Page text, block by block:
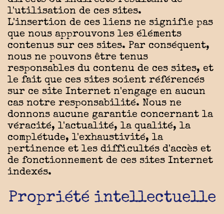
l'utilisation de ces sites.
L'insertion de ces liens ne signifie pas
que nous approuvons les éléments
contenus sur ces sites. Par conséquent,
nous ne pouvons être tenus
responsables du contenu de ces sites, et
le fait que ces sites soient référencés
sur ce site Internet n'engage en aucun
cas notre responsabilité. Nous ne
donnons aucune garantie concernant la
véracité, l'actualité, la qualité, la
complétude, l'exhaustivité, la
pertinence et les difficultés d'accès et
de fonctionnement de ces sites Internet
indexés.
Propriété intellectuelle